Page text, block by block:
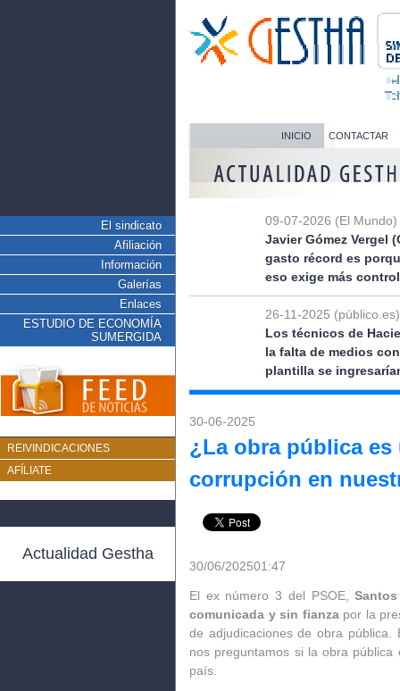
El sindicato
Afiliación
Información
Galerías
Enlaces
ESTUDIO DE ECONOMÍA
SUMERGIDA
REIVINDICACIONES
AFÍLIATE
Actualidad Gestha
INICIO CONTACTAR
09-07-2026 (El Mundo)
Javier Gómez Vergel
gasto récord es
eso exige más
26-11-2025 (público.es)
Los técnicos de
la falta de medios
plantilla se
30-06-2025
¿La obra pública es
corrupción en
30/06/202501:47
El ex número 3 del PSOE,
comunicada y sin fianzapor la
de adjudicaciones de obra
nos preguntamos si la obra
país.